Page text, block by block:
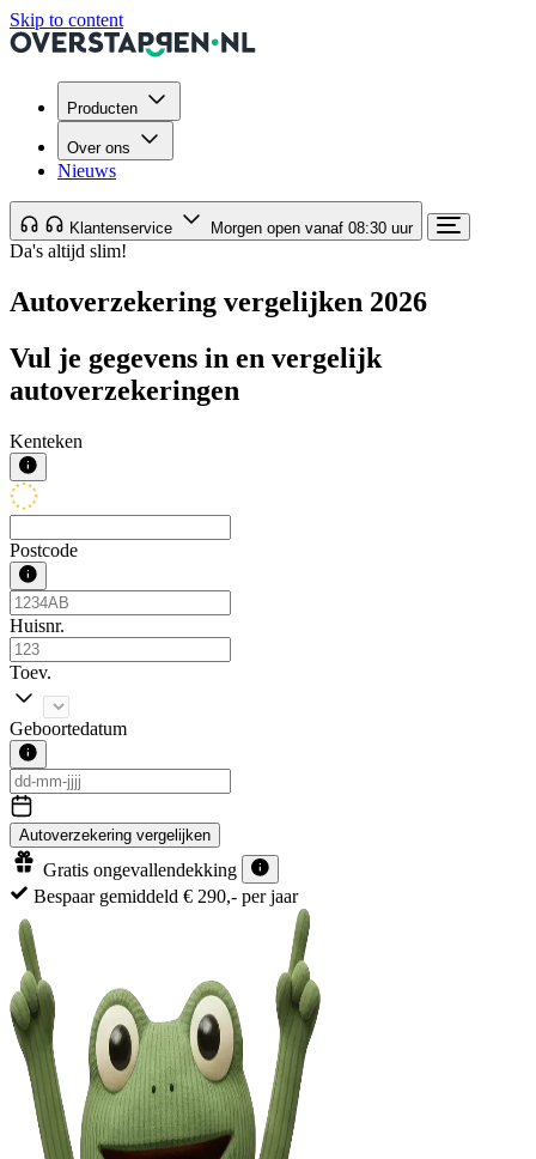
Skip to content
Producten
Over ons
Nieuws
Klantenservice Morgen open vanaf 08:30 uur
Da's altijd slim!
Autoverzekering vergelijken 2026
Vul je gegevens in en vergelijk
autoverzekeringen
Kenteken
Postcode
Huisnr.
Toev.
Geboortedatum
Autoverzekering vergelijken
Gratis ongevallendekking
€ 290,- per jaar